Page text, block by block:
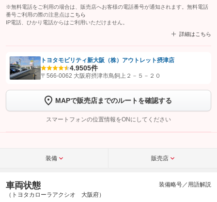
※無料電話をご利用の場合は、販売店へお客様の電話番号が通知されます。無料電話
番号ご利用の際の注意点は こちら
IP電話、ひかり電話からはご利用いただけません。
詳細はこちら
【STEP1】認証画面でグーネットを友だち追加してから「許可する」ボタンを押
トーク画面で
ボタンをタップして問い合わせを
完了してください。
こちら
トヨタモビリティ新大阪（株）アウトレット摂津店
4.9505件
〒566-0062 大阪府摂津市鳥飼上２－５－２０
MAPで販売店までのルートを確認する
スマートフォンの位置情報をONにしてください
装備 販売店
車両状態
（トヨタカローラアクシオ 大阪府）
装備略号／用語解説